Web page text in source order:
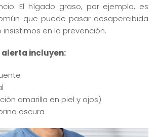
El hígado graso, por ejemplo, es
que puede pasar desapercibida
insistimos en la prevención.
alerta incluyen:
amarilla en piel y ojos)
oscura